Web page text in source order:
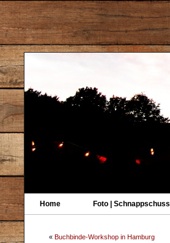
Home Foto | Schnappschuss
« Buchbinde-Workshop in Hamburg